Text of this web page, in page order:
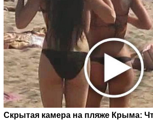
Скрытая камера на пляже Крыма: